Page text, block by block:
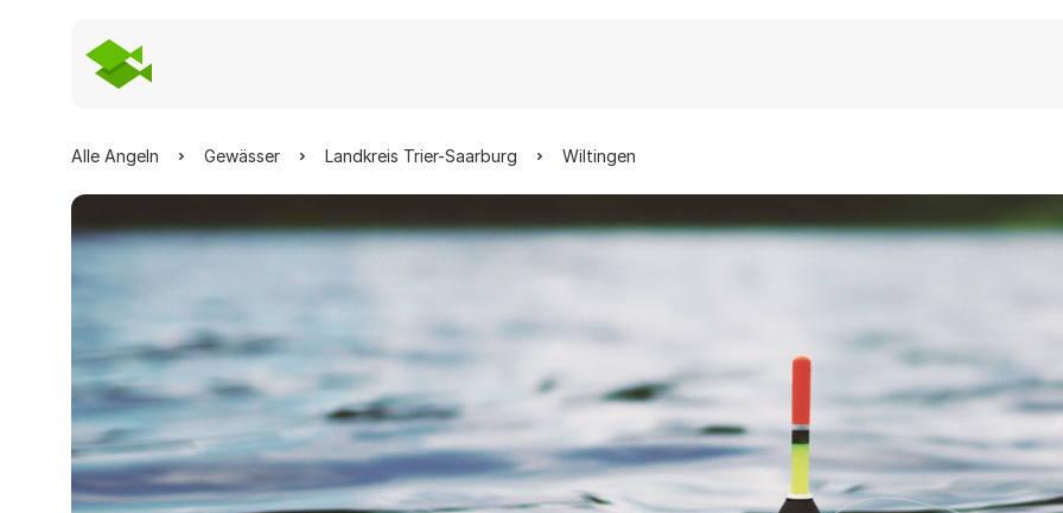
Alle Angeln Gewässer Landkreis Trier-Saarburg Wiltingen